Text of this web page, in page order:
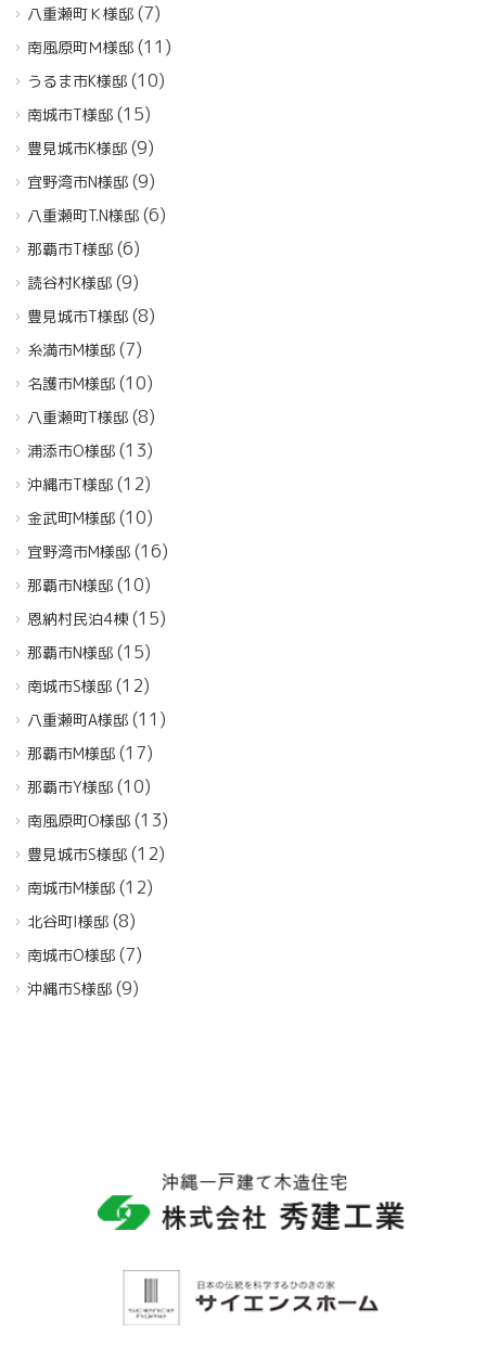
八重瀬町Ｋ様邸 (7)
南風原町Ｍ様邸 (11)
うるま市K様邸 (10)
南城市T様邸 (15)
豊見城市K様邸 (9)
宜野湾市N様邸 (9)
八重瀬町T.N様邸 (6)
那覇市T様邸 (6)
読谷村K様邸 (9)
豊見城市T様邸 (8)
糸満市M様邸 (7)
名護市M様邸 (10)
八重瀬町T様邸 (8)
浦添市O様邸 (13)
沖縄市T様邸 (12)
金武町M様邸 (10)
宜野湾市M様邸 (16)
那覇市N様邸 (10)
恩納村民泊4棟(15)
那覇市N様邸 (15)
南城市S様邸 (12)
八重瀬町A様邸 (11)
那覇市M様邸 (17)
那覇市Y様邸 (10)
南風原町O様邸 (13)
豊見城市S様邸 (12)
南城市M様邸 (12)
北谷町I様邸 (8)
南城市O様邸 (7)
沖縄市S様邸 (9)